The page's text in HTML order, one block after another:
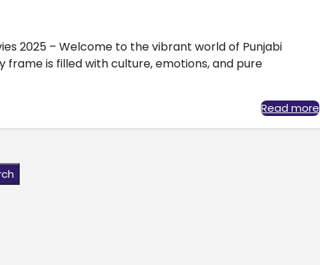
2025 – Welcome to the vibrant world of Punjabi
frame is filled with culture, emotions, and pure
Read more